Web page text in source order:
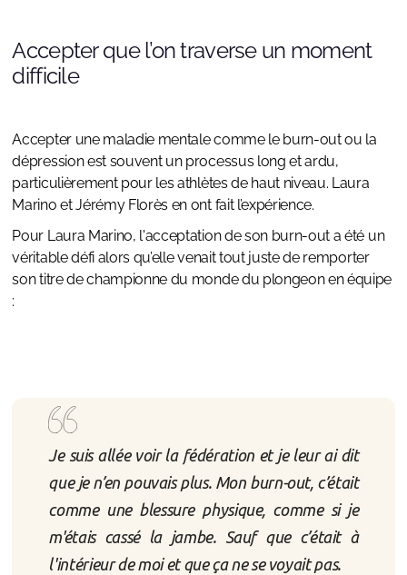
Accepter que l’on traverse un moment
difficile
Accepter une maladie mentale comme le burn-out ou la
dépression est souvent un processus long et ardu,
particulièrement pour les athlètes de haut niveau. Laura
Marino et Jérémy Florès en ont fait l’expérience.
Pour Laura Marino, l'acceptation de son burn-out a été un
véritable défi alors qu’elle venait tout juste de remporter
son titre de championne du monde du plongeon en équipe
:
Je suis allée voir la fédération et je leur ai dit
que je n’en pouvais plus. Mon burn-out, c’était
comme une blessure physique, comme si je
m'étais cassé la jambe. Sauf que c’était à
l'intérieur de moi et que ça ne se voyait pas.